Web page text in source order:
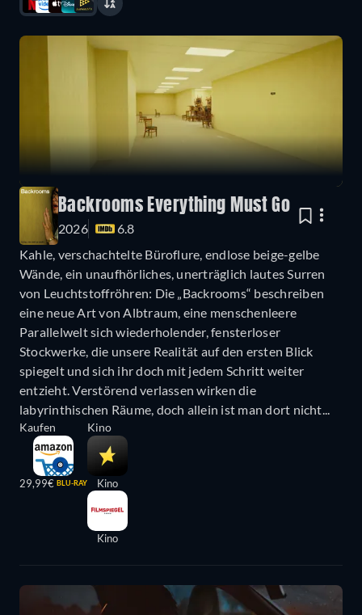
Backrooms Everything Must Go
2026
6.8
Kahle, verschachtelte Büroflure, endlose beige-gelbe
Wände, ein unaufhörliches, unerträglich lautes Surren
von Leuchtstoffröhren: Die „Backrooms“ beschreiben
eine neue Art von Albtraum, eine menschenleere
Parallelwelt sich wiederholender, fensterloser
Stockwerke, die unsere Realität auf den ersten Blick
spiegelt und sich ihr doch mit jedem Schritt weiter
entzieht. Verstörend verlassen wirken die
labyrinthischen Räume, doch allein ist man dort nicht...
Kaufen
29,99€ BLU-RAY
Kino
Kino
Kino